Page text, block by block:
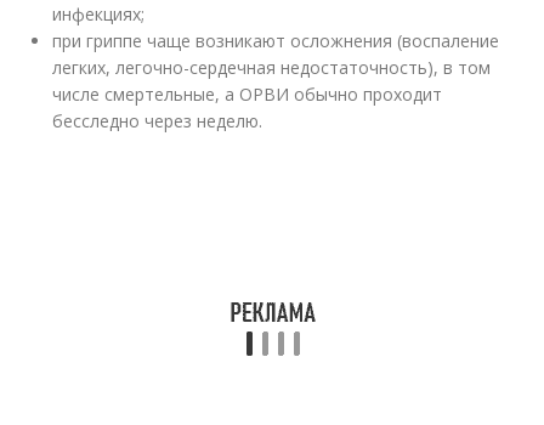
инфекциях;
при гриппе чаще возникают осложнения (воспаление
легких, легочно-сердечная недостаточность), в том
числе смертельные, а ОРВИ обычно проходит
бесследно через неделю.